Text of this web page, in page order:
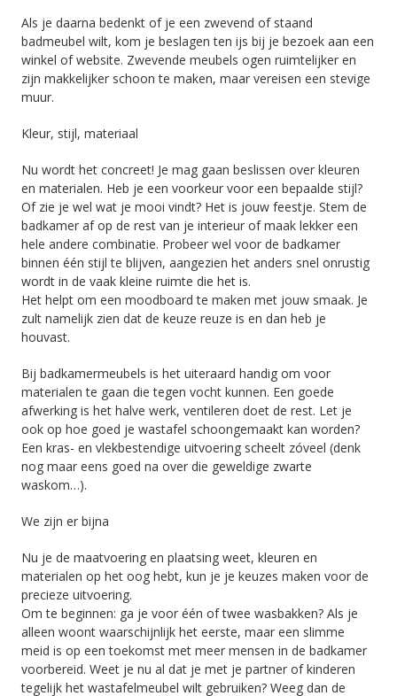
Als je daarna bedenkt of je een zwevend of staand
badmeubel wilt, kom je beslagen ten ijs bij je bezoek aan een
winkel of website. Zwevende meubels ogen ruimtelijker en
zijn makkelijker schoon te maken, maar vereisen een stevige
muur.
Kleur, stijl, materiaal
Nu wordt het concreet! Je mag gaan beslissen over kleuren
en materialen. Heb je een voorkeur voor een bepaalde stijl?
Of zie je wel wat je mooi vindt? Het is jouw feestje. Stem de
badkamer af op de rest van je interieur of maak lekker een
hele andere combinatie. Probeer wel voor de badkamer
binnen één stijl te blijven, aangezien het anders snel onrustig
wordt in de vaak kleine ruimte die het is.
Het helpt om een moodboard te maken met jouw smaak. Je
zult namelijk zien dat de keuze reuze is en dan heb je
houvast.
Bij badkamermeubels is het uiteraard handig om voor
materialen te gaan die tegen vocht kunnen. Een goede
afwerking is het halve werk, ventileren doet de rest. Let je
ook op hoe goed je wastafel schoongemaakt kan worden?
Een kras- en vlekbestendige uitvoering scheelt zóveel (denk
nog maar eens goed na over die geweldige zwarte
waskom…).
We zijn er bijna
Nu je de maatvoering en plaatsing weet, kleuren en
materialen op het oog hebt, kun je je keuzes maken voor de
precieze uitvoering.
Om te beginnen: ga je voor één of twee wasbakken? Als je
alleen woont waarschijnlijk het eerste, maar een slimme
meid is op een toekomst met meer mensen in de badkamer
voorbereid. Weet je nu al dat je met je partner of kinderen
tegelijk het wastafelmeubel wilt gebruiken? Weeg dan de